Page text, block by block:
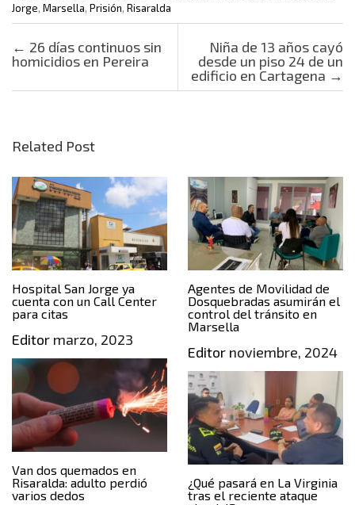
Jorge, Marsella, Prisión, Risaralda
Post navigation
← 26 días continuos sin
homicidios en Pereira
Niña de 13 años cayó
desde un piso 24 de un
edificio en Cartagena →
Related Post
Hospital San Jorge ya
cuenta con un Call Center
para citas
Editor marzo, 2023
Agentes de Movilidad de
Dosquebradas asumirán el
control del tránsito en
Marsella
Editornoviembre, 2024
Van dos quemados en
Risaralda: adulto perdió
varios dedos
¿Qué pasará en La Virginia
tras el reciente ataque